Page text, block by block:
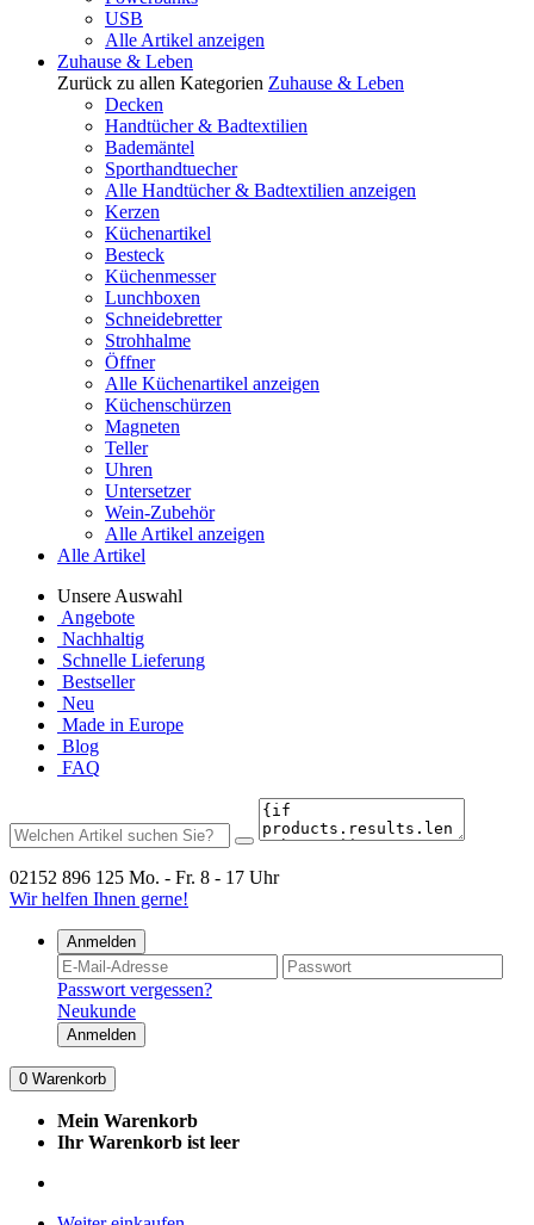
USB
Alle Artikel anzeigen
Zuhause & Leben
Zurück zu allen Kategorien Zuhause & Leben
Decken
Handtücher & Badtextilien
Bademäntel
Sporthandtuecher
Alle Handtücher & Badtextilien anzeigen
Kerzen
Küchenartikel
Besteck
Küchenmesser
Lunchboxen
Schneidebretter
Strohhalme
Öffner
Alle Küchenartikel anzeigen
Küchenschürzen
Magneten
Teller
Uhren
Untersetzer
Wein-Zubehör
Alle Artikel anzeigen
Alle Artikel
Unsere Auswahl
Angebote
Nachhaltig
Schnelle Lieferung
Bestseller
Neu
Made in Europe
Blog
FAQ
02152 896 125 Mo. - Fr. 8 - 17 Uhr
Wir helfen Ihnen gerne!
Anmelden
Passwort vergessen?
Neukunde
Anmelden
0 Warenkorb
Mein Warenkorb
Ihr Warenkorb ist leer